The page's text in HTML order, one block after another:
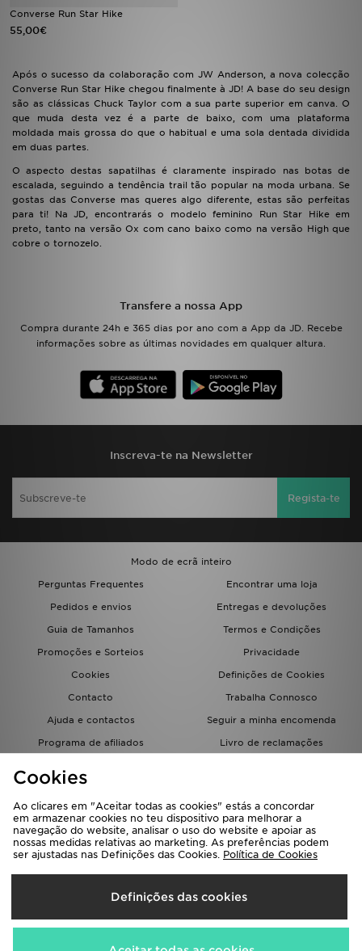
Converse Run Star Hike
55,00€
Após o sucesso da colaboração com JW Anderson, a nova colecção
Converse Run Star Hike chegou finalmente à JD! A base do seu design
são as clássicas Chuck Taylor com a sua parte superior em canva. O
que muda desta vez é a parte de baixo, com uma plataforma
moldada mais grossa do que o habitual e uma sola dentada dividida
em duas partes.
O aspecto destas sapatilhas é claramente inspirado nas botas de
escalada, seguindo a tendência trail tão popular na moda urbana. Se
gostas das Converse mas queres algo diferente, estas são perfeitas
para ti! Na JD, encontrarás o modelo feminino Run Star Hike em
preto, tanto na versão Ox com cano baixo como na versão High que
cobre o tornozelo.
Transfere a nossa App
Compra durante 24h e 365 dias por ano com a App da JD. Recebe
informações sobre as últimas novidades em qualquer altura.
Inscreva-te na Newsletter
Regista-te
Modo de ecrã inteiro
Perguntas Frequentes
Encontrar uma loja
Pedidos e envios
Entregas e devoluções
Guia de Tamanhos
Termos e Condições
Promoções e Sorteios
Privacidade
Cookies
Definições de Cookies
Contacto
Trabalha Connosco
Ajuda e contactos
Seguir a minha encomenda
Programa de afiliados
Livro de reclamações
Seleciona O País
Portugal
Aceitamos os seguintes métodos de pagamento
BLOG
ESTADO DO TEU PEDIDO
ATENÇÃO AO CLIENTE
TRABALHA CONNOSCO
FAQs
Cookies
Ao clicares em "Aceitar todas as cookies" estás a concordar
em armazenar cookies no teu dispositivo para melhorar a
navegação do website, analisar o uso do website e apoiar as
nossas medidas relativas ao marketing. As preferências podem
ser ajustadas nas Definições das Cookies. Política de Cookies
Definições das cookies